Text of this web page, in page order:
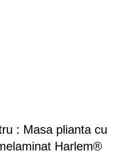
: Masa plianta cu
Harlem®